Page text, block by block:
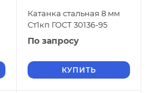
Катанка стальная 8 мм
Ст1кп ГОСТ 30136-95
По запросу
КУПИТЬ